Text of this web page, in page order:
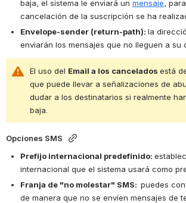
baja, el sistema le enviará un mensaje,
cancelación de la suscripción se ha
Envelope-sender (return-path): la
enviarán los mensajes que no lleguen a su
El uso del Email a los cancelados está
que puede llevar a señalizaciones de
dudar a los destinatarios si realmente
baja.
Opciones SMS
Prefijo internacional predefinido:
internacional que el sistema usará como
Franja de "no molestar" SMS: puedes
de manera que no se envíen mensajes de